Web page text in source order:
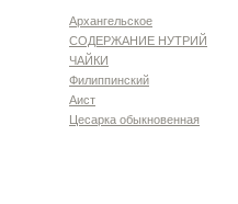
Архангельское
СОДЕРЖАНИЕ НУТРИЙ
ЧАЙКИ
Филиппинский
Аист
Цесарка обыкновенная